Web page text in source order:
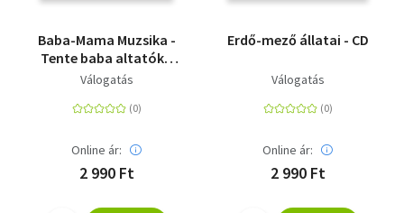
Baba-Mama Muzsika -
Tente baba altatók -
CD
Válogatás
Online ár:
2 990 Ft
Erdő-mező állatai - CD
Válogatás
Online ár:
2 990 Ft